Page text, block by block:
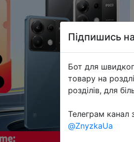
Підпишись
Бот для
товару на
розділів, для
Телеграм канал
@ZnyzkaUa